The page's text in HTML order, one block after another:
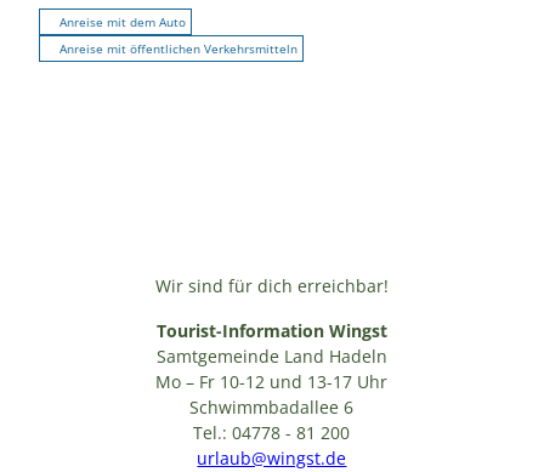
Anreise mit dem Auto
Anreise mit öffentlichen Verkehrsmitteln
Wir sind für dich erreichbar!
Tourist-Information Wingst
Samtgemeinde Land Hadeln
Mo – Fr 10-12 und 13-17 Uhr
Schwimmbadallee 6
Tel.: 04778 - 81 200
urlaub@wingst.de